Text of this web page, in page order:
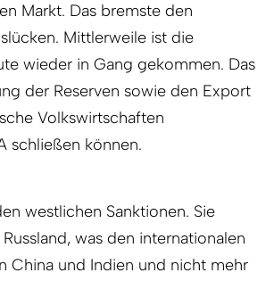
Markt. Das bremste den
Mittlerweile ist die
wieder in Gang gekommen. Das
der Reserven sowie den Export
Volkswirtschaften
schließen können.
westlichen Sanktionen. Sie
was den internationalen
China und Indien und nicht mehr